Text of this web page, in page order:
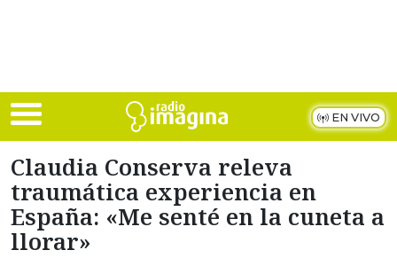
EN VIVO
Claudia Conserva releva
traumática experiencia en
España: «Me senté en la cuneta a
llorar»